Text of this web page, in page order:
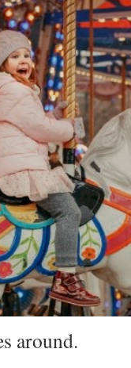
around.